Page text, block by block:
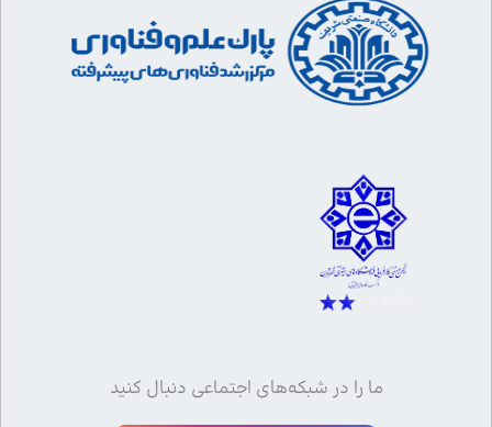
ما را در شبکه‌های اجتماعی دنبال کنید